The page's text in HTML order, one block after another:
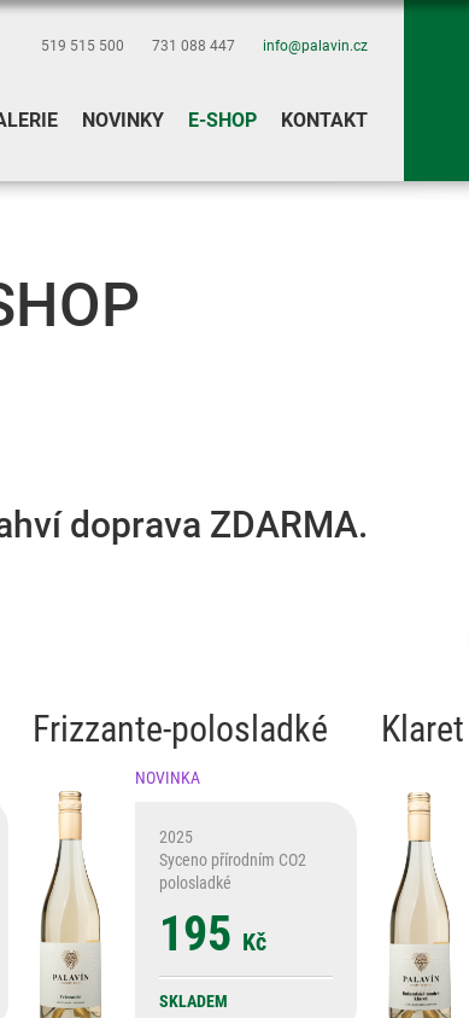
519 515 500 731 088 447 info@palavin.cz
NOVINKY E-SHOP KONTAKT
doprava ZDARMA.
Frizzante-polosladké
NOVINKA
2025
Syceno přírodním CO2
polosladké
195 Kč
SKLADEM
Klaret